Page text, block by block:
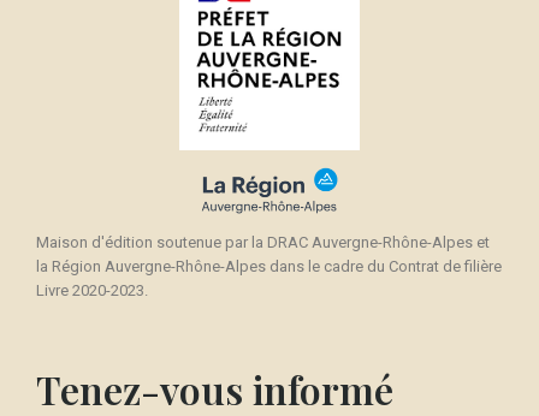
Maison d'édition soutenue par la DRAC Auvergne-Rhône-Alpes et
la Région Auvergne-Rhône-Alpes dans le cadre du Contrat de filière
Livre 2020-2023.
Tenez-vous informé